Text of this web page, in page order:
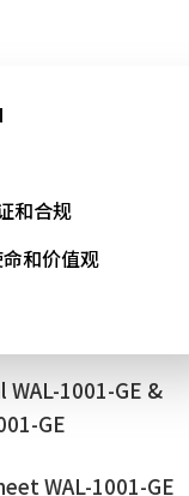
和合规
和价值观
SW开始：
载 WAL-
WAL-1001-GE &
GE
WAL-1001-GE